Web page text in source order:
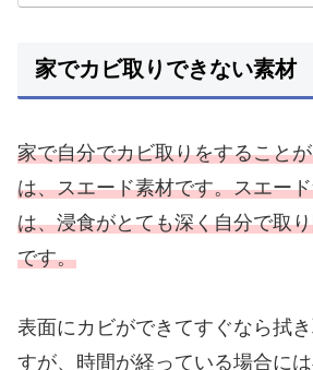
家でカビ取りできない素材
家で自分でカビ取りをすること
は、スエード素材です。スエー
は、浸食がとても深く自分で取
です。
表面にカビができてすぐなら拭
すが、時間が経っている場合に